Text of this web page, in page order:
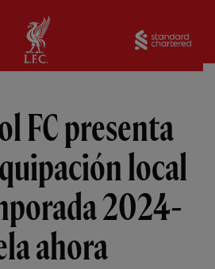
Hogar
FC presenta
local
2024-
ahora